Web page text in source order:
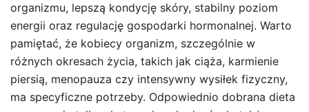
organizmu, lepszą kondycję skóry, stabilny poziom
energii oraz regulację gospodarki hormonalnej. Warto
pamiętać, że kobiecy organizm, szczególnie w
różnych okresach życia, takich jak ciąża, karmienie
piersią, menopauza czy intensywny wysiłek fizyczny,
ma specyficzne potrzeby. Odpowiednio dobrana dieta